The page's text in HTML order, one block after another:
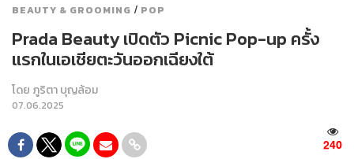
BEAUTY & GROOMING / POP
Prada Beauty เปิดตัว Picnic Pop-up ครั้ง
แรกในเอเชียตะวันออกเฉียงใต้
โดย ภูริตา บุญล้อม
07.06.2025
240